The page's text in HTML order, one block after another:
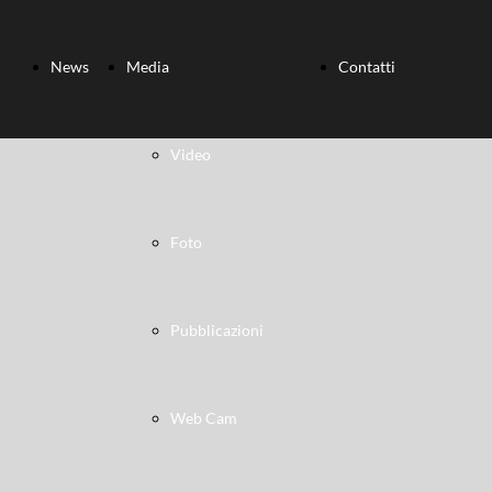
News Media
Video
Foto
Pubblicazioni
Web Cam
Contatti